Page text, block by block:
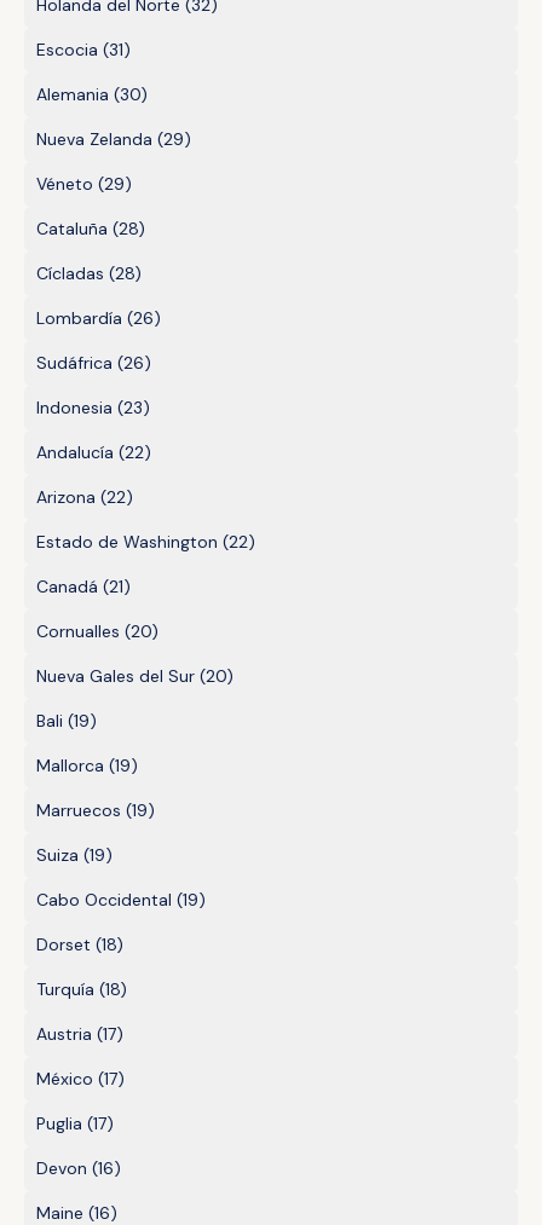
Holanda del Norte (32)
Escocia (31)
Alemania (30)
Nueva Zelanda (29)
Véneto (29)
Cataluña (28)
Cícladas (28)
Lombardía (26)
Sudáfrica (26)
Indonesia (23)
Andalucía (22)
Arizona (22)
Estado de Washington (22)
Canadá (21)
Cornualles (20)
Nueva Gales del Sur (20)
Bali (19)
Mallorca (19)
Marruecos (19)
Suiza (19)
Cabo Occidental (19)
Dorset (18)
Turquía (18)
Austria (17)
México (17)
Puglia (17)
Devon (16)
Maine (16)